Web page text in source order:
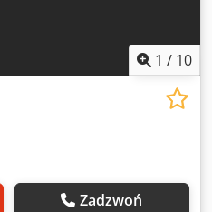
1 / 10
Zadzwoń